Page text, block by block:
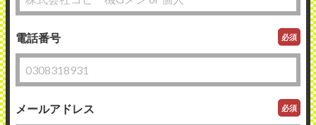
電話番号 必須
メールアドレス 必須